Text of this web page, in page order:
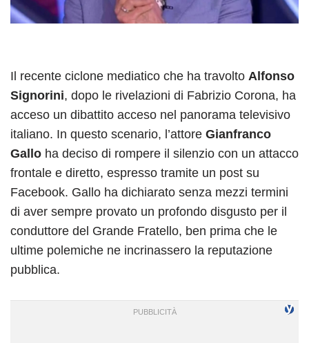
Il recente ciclone mediatico che ha travolto Alfonso
Signorini, dopo le rivelazioni di Fabrizio Corona, ha
acceso un dibattito acceso nel panorama televisivo
italiano. In questo scenario, l’attore Gianfranco
Gallo ha deciso di rompere il silenzio con un attacco
frontale e diretto, espresso tramite un post su
Facebook. Gallo ha dichiarato senza mezzi termini
di aver sempre provato un profondo disgusto per il
conduttore del Grande Fratello, ben prima che le
ultime polemiche ne incrinassero la reputazione
pubblica.